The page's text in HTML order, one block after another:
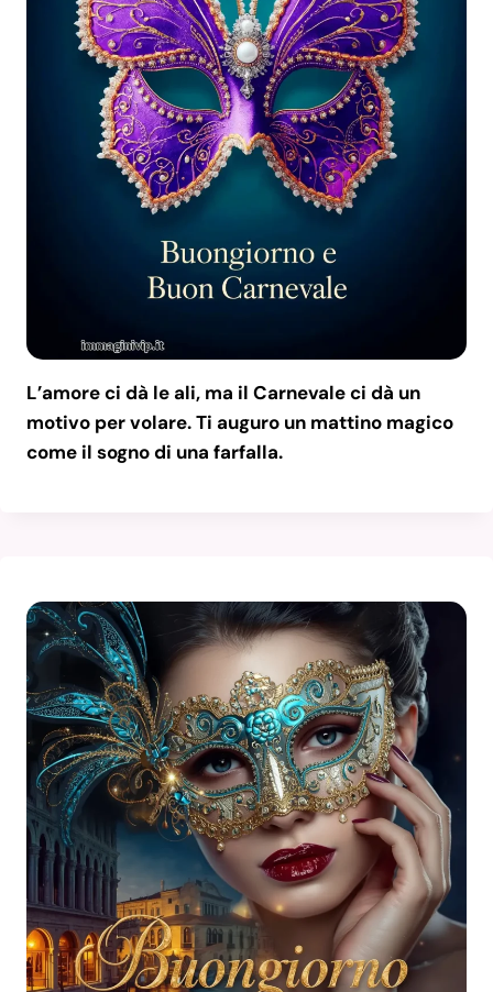
L’amore ci dà le ali, ma il Carnevale ci dà un
motivo per volare. Ti auguro un mattino magico
come il sogno di una farfalla.